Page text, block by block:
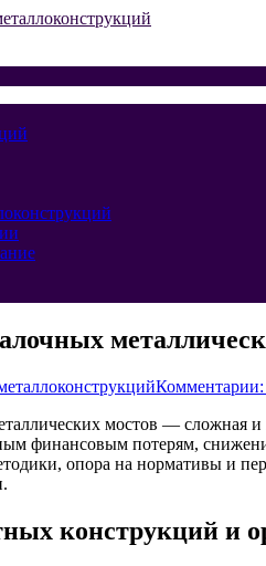
мостов — сложная
финансовым потерям,
опора на нормативы и
конструкций и